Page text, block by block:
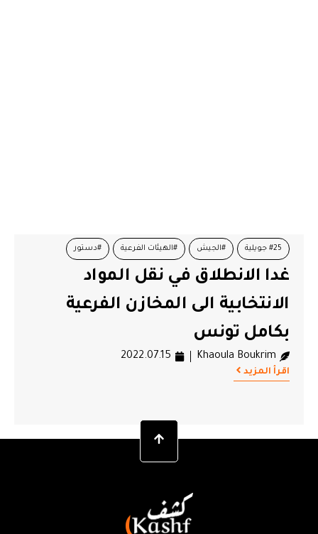
#25 جويلية #الجيش #الهيئات الفرعية #دستور
#مراكز اقتراع #هيئة الانتخابات
غدا الانطلاق في نقل المواد
الانتخابية الى المخازن الفرعية
بكامل تونس
Khaoula Boukrim
2022.07.15
اقرأ المزيد